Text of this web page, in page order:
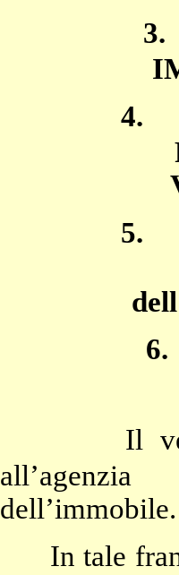
3.
4.
5.
6.
Il
dell’immobile.
In tale